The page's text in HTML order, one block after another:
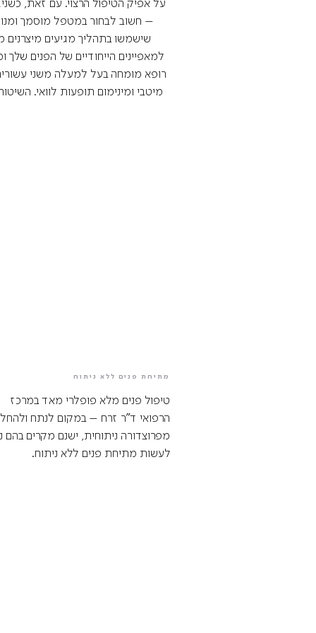
– חשוב לבחור במטפל מוסמך
למאפיינים הייחודיים של הפנים
רופא מומחה בעל למעלה משני
מיטבי ומינימום תופעות לוואי.
מתיחת פנים ללא ניתוח
טיפול פנים מלא פופלרי מאד במרכז
הרפואי ד"ר זרח – במקום לנתח
מפרוצדורה ניתוחית, ישנם מקרים בהם
לעשות מתיחת פנים ללא ניתוח.